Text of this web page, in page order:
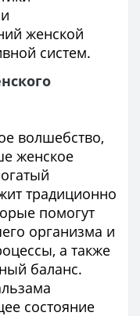
женской
систем.
волшебство,
женское
традиционно
помогут
организма и
а также
баланс.
состояние